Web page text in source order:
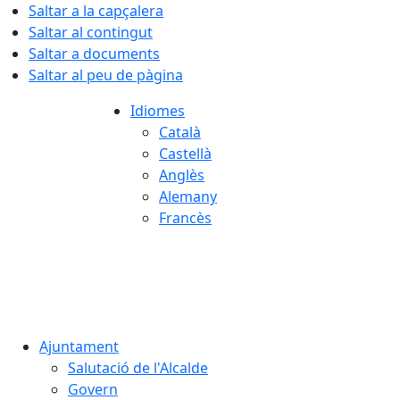
Saltar a la capçalera
Saltar al contingut
Saltar a documents
Saltar al peu de pàgina
Idiomes
Català
Castellà
Anglès
Alemany
Francès
Ajuntament
Salutació de l'Alcalde
Govern